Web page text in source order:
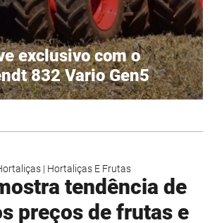
exclusivo com o
832 Vario Gen5
| Hortaliças E Frutas
tendência de
preços de frutas e